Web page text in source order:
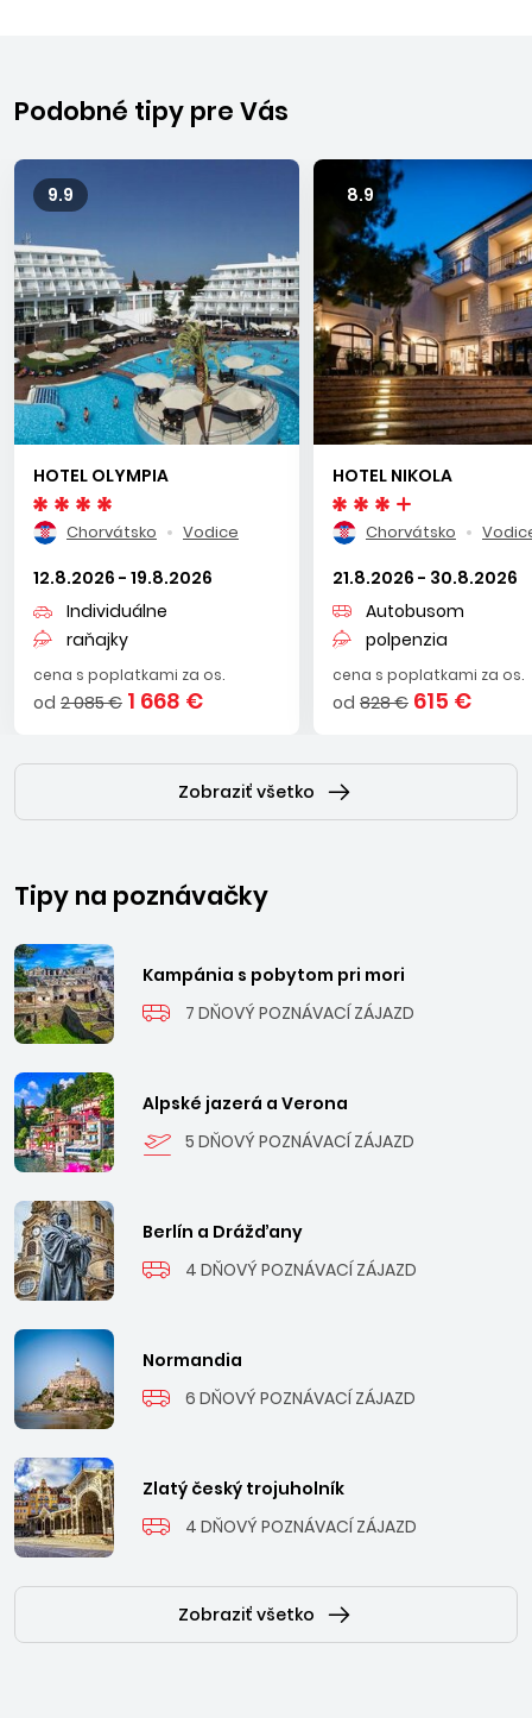
Podobné tipy pre Vás
9.9
HOTEL OLYMPIA
Chorvátsko Vodice
12.8.2026 - 19.8.2026
Individuálne
raňajky
cena s poplatkami za os.
od 2 085 € 1 668 €
8.9
HOTEL NIKOLA
Chorvátsko
21.8.2026 - 30.8.2026
Autobusom
polpenzia
cena s poplatkami za os.
od 828 € 615 €
Zobraziť všetko
Tipy na poznávačky
Kampánia s pobytom pri mori
7 DŇOVÝ POZNÁVACÍ ZÁJAZD
Alpské jazerá a Verona
5 DŇOVÝ POZNÁVACÍ ZÁJAZD
Berlín a Drážďany
4 DŇOVÝ POZNÁVACÍ ZÁJAZD
Normandia
6 DŇOVÝ POZNÁVACÍ ZÁJAZD
Zlatý český trojuholník
4 DŇOVÝ POZNÁVACÍ ZÁJAZD
Zobraziť všetko